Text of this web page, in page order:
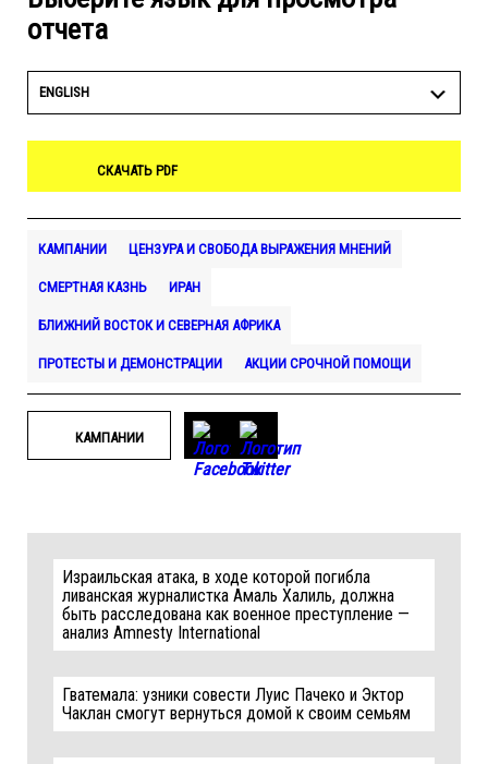
отчета
ENGLISH
СКАЧАТЬ PDF
КАМПАНИИ ЦЕНЗУРА И СВОБОДА ВЫРАЖЕНИЯ МНЕНИЙ
СМЕРТНАЯ КАЗНЬ ИРАН
БЛИЖНИЙ ВОСТОК И СЕВЕРНАЯ АФРИКА
ПРОТЕСТЫ И ДЕМОНСТРАЦИИ АКЦИИ СРОЧНОЙ ПОМОЩИ
КАМПАНИИ
Израильская атака, в ходе которой погибла
ливанская журналистка Амаль Халиль, должна
быть расследована как военное преступление —
анализ Amnesty International
Гватемала: узники совести Луис Пачеко и Эктор
Чаклан смогут вернуться домой к своим семьям